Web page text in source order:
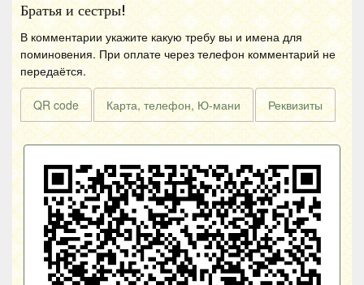
Братья и сестры!
В комментарии укажите какую требу вы и имена для
поминовения. При оплате через телефон комментарий не
передаётся.
QR code Карта, телефон, Ю-мани Реквизиты